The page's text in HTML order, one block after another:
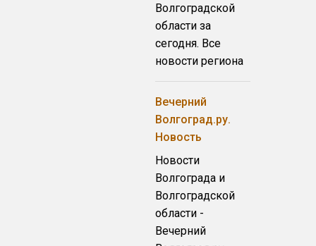
Волгоградской
области за
сегодня. Все
новости региона
Вечерний
Волгоград.ру.
Новость
Новости
Волгограда и
Волгоградской
области -
Вечерний